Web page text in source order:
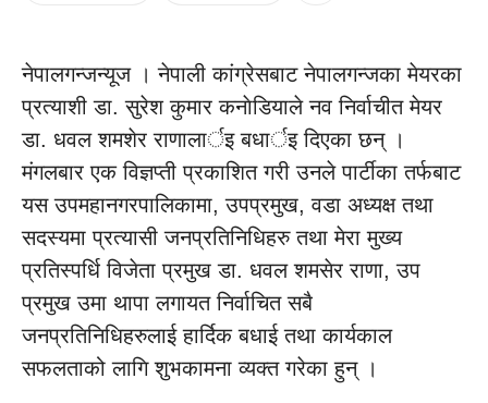
नेपालगन्जन्यूज । नेपाली कांग्रेसबाट नेपालगन्जका मेयरका
प्रत्याशी डा. सुरेश कुमार कनाेडियाले नव निर्वाचीत मेयर
डा. धवल शमशेर राणालार्इ बधार्इ दिएका छन् ।
मंगलबार एक विज्ञप्ती प्रकाशित गरी उनले पार्टीका तर्फबाट
यस उपमहानगरपालिकामा, उपप्रमुख, वडा अध्यक्ष तथा
सदस्यमा प्रत्यासी जनप्रतिनिधिहरु तथा मेरा मुख्य
प्रतिस्पर्धि विजेता प्रमुख डा. धवल शमसेर राणा, उप
प्रमुख उमा थापा लगायत निर्वाचित सबै
जनप्रतिनिधिहरुलाई हार्दिक बधाई तथा कार्यकाल
सफलताको लागि शुभकामना व्यक्त गरेका हुन् ।